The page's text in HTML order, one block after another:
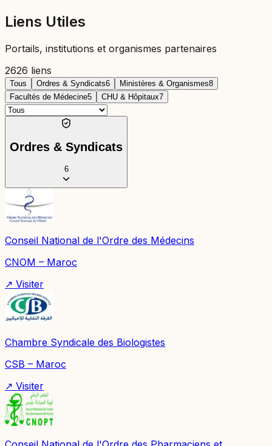
Liens Utiles
Portails, institutions et organismes partenaires
2626 liens
Tous Ordres & Syndicats6 Ministères & Organismes8
Facultés de Médecine5 CHU & Hôpitaux7
Ordres & Syndicats
6
Conseil National de l'Ordre des Médecins
CNOM – Maroc
↗ Visiter
Chambre Syndicale des Biologistes
CSB – Maroc
↗ Visiter